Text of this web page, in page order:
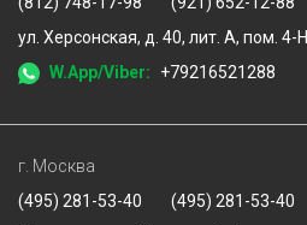
ул. Херсонская, д. 40, лит. А, пом. 4-Н
W.App/Viber:
+79216521288
г. Москва
(495) 281-53-40
(495) 281-53-40